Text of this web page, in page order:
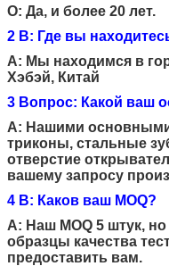
О: Да, и более 20 лет.
2 В: Где вы
A: Мы находимся в
Хэбэй, Китай
3 Вопрос: Какой ваш
A: Нашими основными
триконы, стальные
отверстие
вашему запросу
4 В: Каков ваш MOQ?
A: Наш MOQ 5 штук,
образцы качества
предоставить вам.